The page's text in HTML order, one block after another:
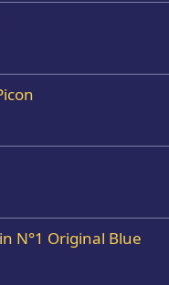
N°1 Original Blue